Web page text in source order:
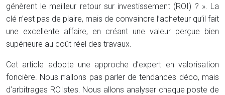
génèrent le meilleur retour sur investissement (ROI) ? ». La
clé n’est pas de plaire, mais de convaincre l’acheteur qu’il fait
une excellente affaire, en créant une valeur perçue bien
supérieure au coût réel des travaux.
Cet article adopte une approche d’expert en valorisation
foncière. Nous n’allons pas parler de tendances déco, mais
d’arbitrages ROIstes. Nous allons analyser chaque poste de